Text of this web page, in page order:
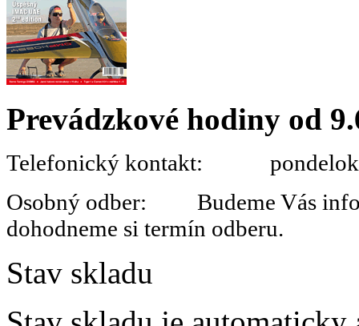
Prevádzkové hodiny od
Telefonický kontakt:
Osobný odber: Budeme Vás
dohodneme si termín odberu.
Stav skladu